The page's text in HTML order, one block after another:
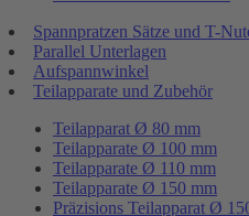
Spannpratzen Sätze und T-
Parallel Unterlagen
Aufspannwinkel
Teilapparate und Zubehör
Teilapparat Ø 80 mm
Teilapparate Ø 100 mm
Teilapparate Ø 110 mm
Teilapparate Ø 150 mm
Präzisions Teilapparat Ø